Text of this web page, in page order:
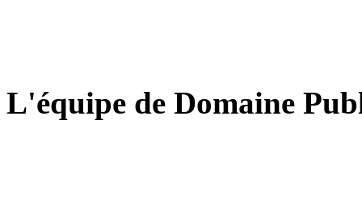
L'équipe de Domaine